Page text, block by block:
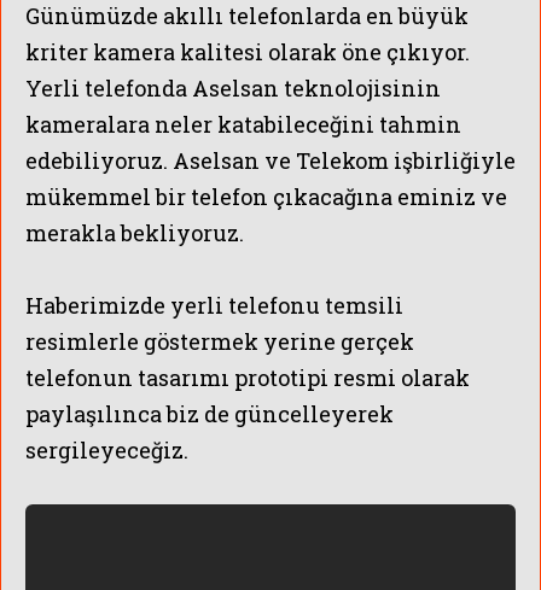
Günümüzde akıllı telefonlarda en büyük
kriter kamera kalitesi olarak öne çıkıyor.
Yerli telefonda Aselsan teknolojisinin
kameralara neler katabileceğini tahmin
edebiliyoruz. Aselsan ve Telekom işbirliğiyle
mükemmel bir telefon çıkacağına eminiz ve
merakla bekliyoruz.
Haberimizde yerli telefonu temsili
resimlerle göstermek yerine gerçek
telefonun tasarımı prototipi resmi olarak
paylaşılınca biz de güncelleyerek
sergileyeceğiz.